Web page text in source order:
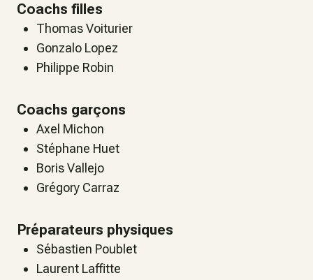
Coachs filles
Thomas Voiturier
Gonzalo Lopez
Philippe Robin
Coachs garçons
Axel Michon
Stéphane Huet
Boris Vallejo
Grégory Carraz
Préparateurs physiques
Sébastien Poublet
Laurent Laffitte